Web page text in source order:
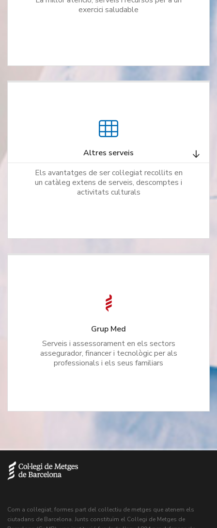
exercici saludable
Altres serveis
Els avantatges de ser col·legiat recollits en
un catàleg extens de serveis, descomptes i
activitats culturals
Grup Med
Serveis i assessorament en els sectors
assegurador, financer i tecnològic per als
professionals i els seus familiars
Com a col·legiat, formes part del col·lectiu de metges que atenem els
ciutadans de Barcelona. Junts constituïm el Col·legi de Metges de